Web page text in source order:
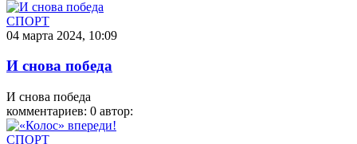
СПОРТ
04 марта 2024, 10:09
И снова победа
И снова победа
комментариев: 0 автор:
СПОРТ